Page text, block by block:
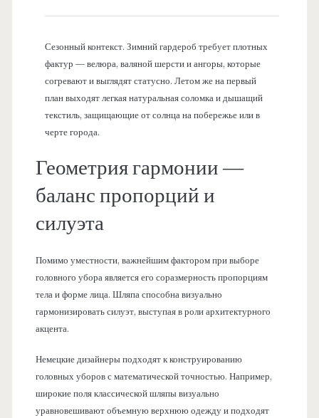
Сезонный контекст. Зимний гардероб требует плотных
фактур — велюра, валяной шерсти и ангоры, которые
согревают и выглядят статусно. Летом же на первый
план выходят легкая натуральная соломка и дышащий
текстиль, защищающие от солнца на побережье или в
черте города.
Геометрия гармонии —
баланс пропорций и
силуэта
Помимо уместности, важнейшим фактором при выборе
головного убора является его соразмерность пропорциям
тела и форме лица. Шляпа способна визуально
гармонизировать силуэт, выступая в роли архитектурного
акцента.
Немецкие дизайнеры подходят к конструированию
головных уборов с математической точностью. Например,
широкие поля классической шляпы визуально
уравновешивают объемную верхнюю одежду и подходят